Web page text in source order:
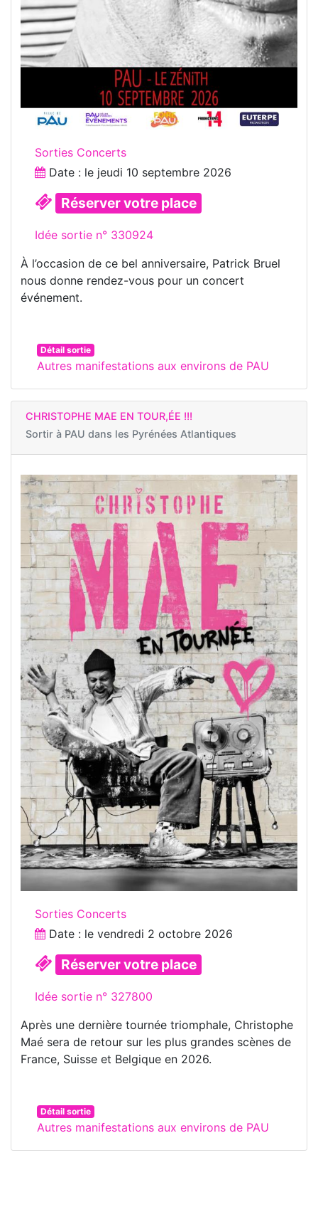
Sorties Concerts
Date : le jeudi 10 septembre 2026
Réserver votre place
Idée sortie n° 330924
À l’occasion de ce bel anniversaire, Patrick Bruel
nous donne rendez-vous pour un concert
événement.
Détail sortie
Autres manifestations aux environs de PAU
CHRISTOPHE MAE EN TOUR,ÉE !!!
Sortir à PAU dans les Pyrénées Atlantiques
Sorties Concerts
Date : le vendredi 2 octobre 2026
Réserver votre place
Idée sortie n° 327800
Après une dernière tournée triomphale, Christophe
Maé sera de retour sur les plus grandes scènes de
France, Suisse et Belgique en 2026.
Détail sortie
Autres manifestations aux environs de PAU